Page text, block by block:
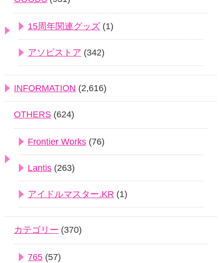
15周年関連グッズ (1)
アソビストア (342)
INFORMATION (2,616)
OTHERS (624)
Frontier Works (76)
Lantis (263)
アイドルマスター.KR (1)
カテゴリー (370)
765 (57)